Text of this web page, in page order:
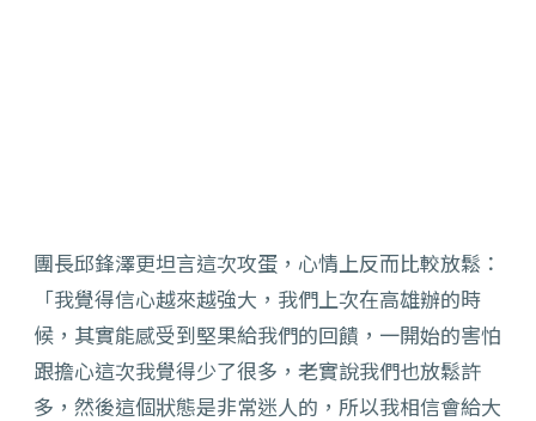
團長邱鋒澤更坦言這次攻蛋，心情上反而比較放鬆：
「我覺得信心越來越強大，我們上次在高雄辦的時
候，其實能感受到堅果給我們的回饋，一開始的害怕
跟擔心這次我覺得少了很多，老實說我們也放鬆許
多，然後這個狀態是非常迷人的，所以我相信會給大